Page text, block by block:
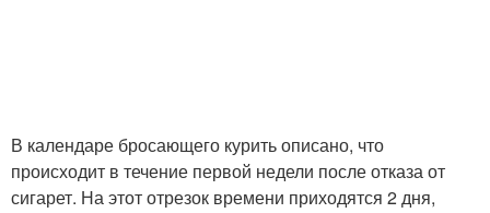
В календаре бросающего курить описано, что
происходит в течение первой недели после отказа от
сигарет. На этот отрезок времени приходятся 2 дня,